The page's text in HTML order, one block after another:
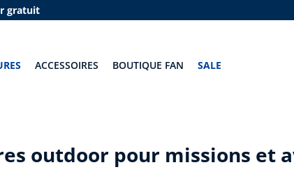
gratuit
ACCESSOIRES BOUTIQUE FAN SALE
outdoor pour missions et